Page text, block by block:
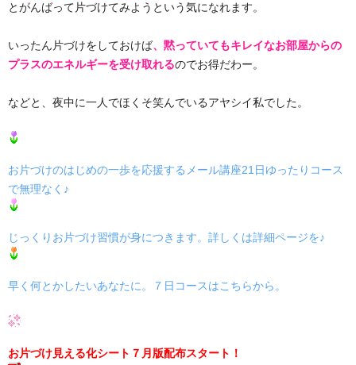
とがんばって片づけてみようという気になれます。
いったん片づけをしておけば、黙っていてもキレイなお部屋からの
プラスのエネルギーを受け取れるのでお得だわー。
などと、夜中に一人でほくそ笑んでいるアヤシイ私でした。
お片づけのはじめの一歩を応援するメール講座21日ゆったりコース
で無理なく♪
じっくりお片づけ習慣が身につきます。詳しくは詳細ページを♪
早く何とかしたいあなたに。７日コースはこちらから。
お片づけ見える化シート７月版配布スタート！